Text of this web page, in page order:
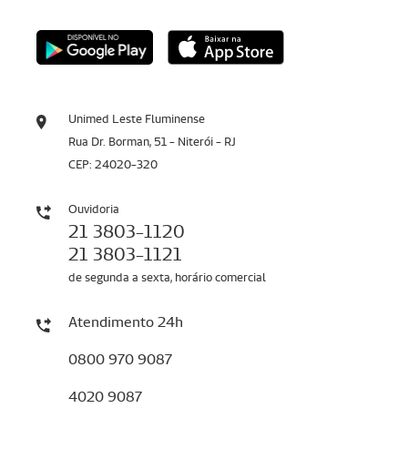
Unimed Leste Fluminense
Rua Dr. Borman, 51 - Niterói - RJ
CEP: 24020-320
Ouvidoria
21 3803-1120
21 3803-1121
de segunda a sexta, horário comercial
Atendimento 24h
0800 970 9087
4020 9087